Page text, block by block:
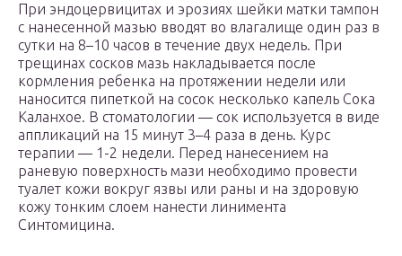
При эндоцервицитах и эрозиях шейки матки тампон
с нанесенной мазью вводят во влагалище один раз в
сутки на 8–10 часов в течение двух недель. При
трещинах сосков мазь накладывается после
кормления ребенка на протяжении недели или
наносится пипеткой на сосок несколько капель Сока
Каланхое. В стоматологии — сок используется в виде
аппликаций на 15 минут 3–4 раза в день. Курс
терапии — 1-2 недели. Перед нанесением на
раневую поверхность мази необходимо провести
туалет кожи вокруг язвы или раны и на здоровую
кожу тонким слоем нанести линимента
Синтомицина.